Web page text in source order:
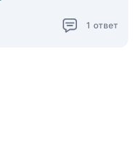
1 ответ